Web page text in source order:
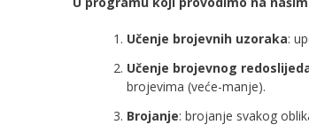
Učenje brojevnih uzoraka:
Učenje brojevnog
brojevima (veće-manje).
Brojanje: brojanje svakog